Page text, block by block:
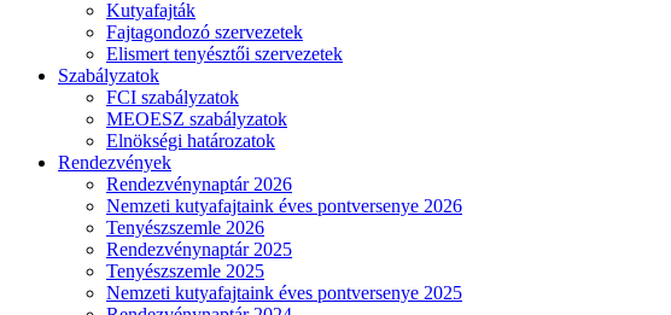
Kutyafajták
Fajtagondozó szervezetek
Elismert tenyésztői szervezetek
Szabályzatok
FCI szabályzatok
MEOESZ szabályzatok
Elnökségi határozatok
Rendezvények
Rendezvénynaptár 2026
Nemzeti kutyafajtaink éves pontversenye 2026
Tenyészszemle 2026
Rendezvénynaptár 2025
Tenyészszemle 2025
Nemzeti kutyafajtaink éves pontversenye 2025